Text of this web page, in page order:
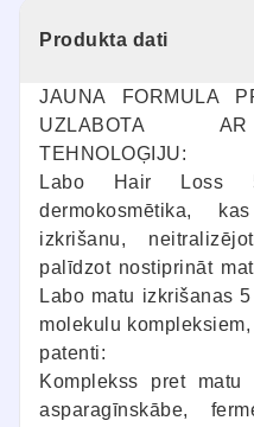
Produkta dati
JAUNA FORMULA
UZLABOTA AR
TEHNOLOĢIJU:
Labo Hair Loss
dermokosmētika,
izkrišanu,
palīdzot nostiprināt
Labo matu izkrišanas
molekulu
patenti:
Komplekss pret matu
asparagīnskābe,